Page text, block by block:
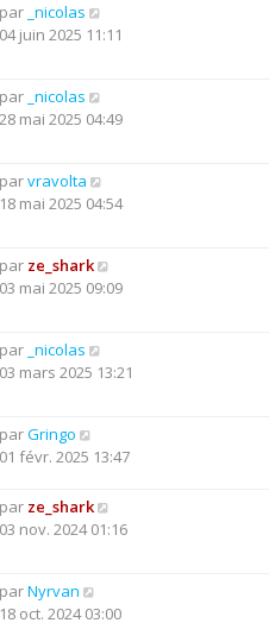
par _nicolas
04 juin 2025 11:11
par _nicolas
28 mai 2025 04:49
parvravolta
18 mai 2025 04:54
par ze_shark
03 mai 2025 09:09
par _nicolas
03 mars 2025 13:21
parGringo
01 févr. 2025 13:47
par ze_shark
03 nov. 2024 01:16
parNyrvan
18 oct. 2024 03:00